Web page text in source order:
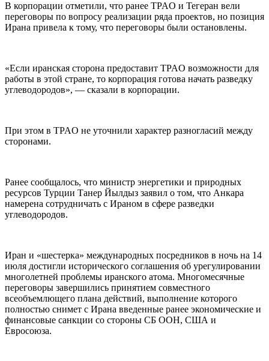
В корпорации отметили, что ранее TPAO и Тегеран вели
переговоры по вопросу реализации ряда проектов, но позиция
Ирана привела к тому, что переговоры были остановлены.
«Если иранская сторона предоставит TPAO возможности для
работы в этой стране, то корпорация готова начать разведку
углеводородов», — сказали в корпорации.
При этом в TPAO не уточнили характер разногласий между
сторонами.
Ранее сообщалось, что министр энергетики и природных
ресурсов Турции Танер Йылдыз заявил о том, что Анкара
намерена сотрудничать с Ираном в сфере разведки
углеводородов.
Иран и «шестерка» международных посредников в ночь на 14
июля достигли исторического соглашения об урегулировании
многолетней проблемы иранского атома. Многомесячные
переговоры завершились принятием совместного
всеобъемлющего плана действий, выполнение которого
полностью снимет с Ирана введенные ранее экономические и
финансовые санкции со стороны СБ ООН, США и
Евросоюза.